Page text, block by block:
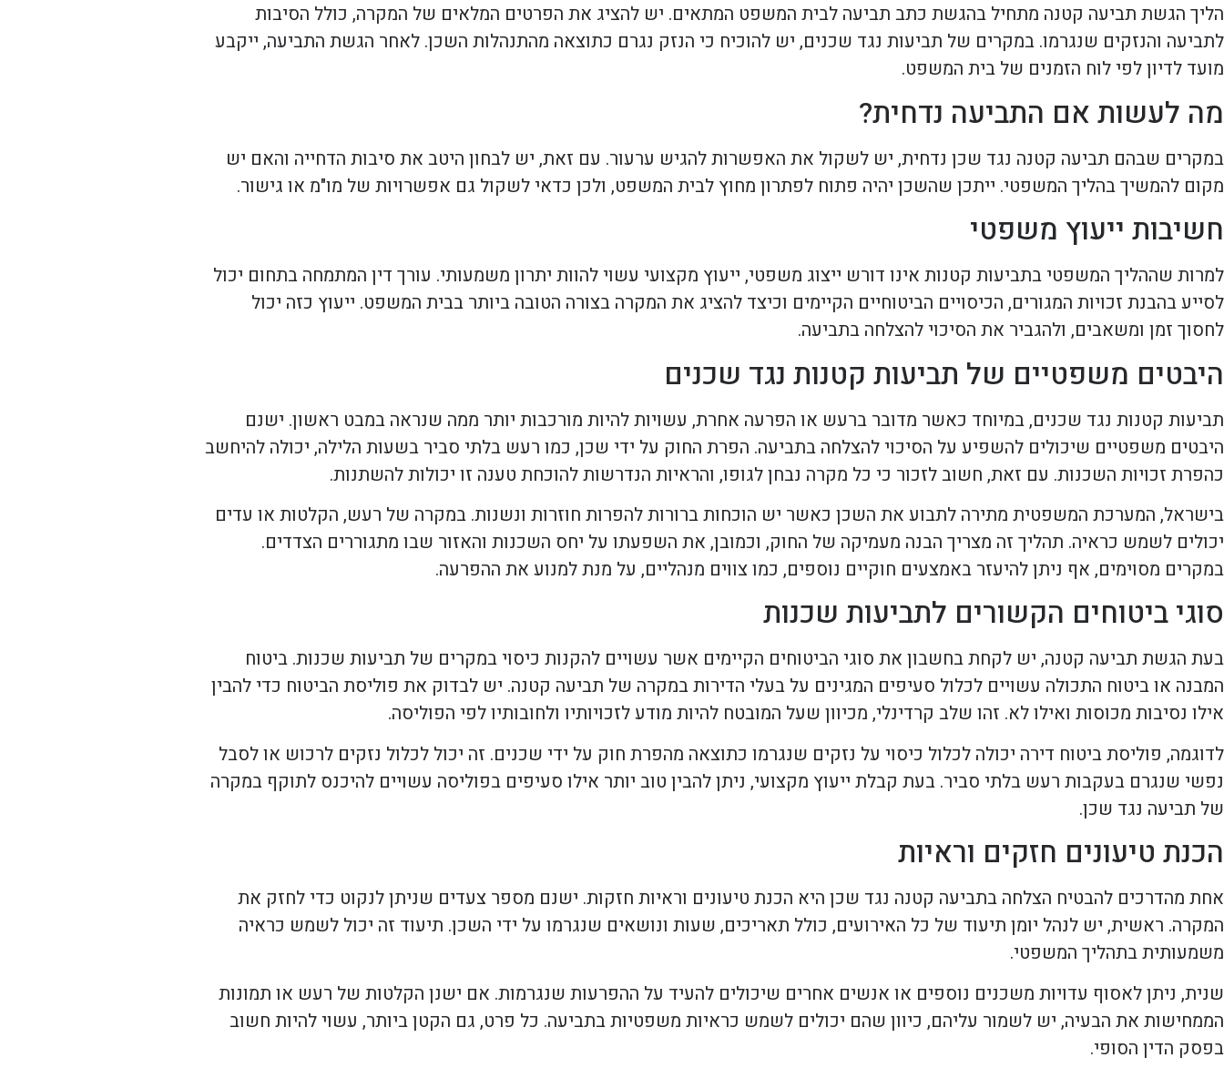
הליך הגשת תביעה קטנה מתחיל בהגשת כתב תביעה לבית המשפט המתאים. יש להציג את הפרטים המלאים של המקרה, כולל הסיבות
לתביעה והנזקים שנגרמו. במקרים של תביעות נגד שכנים, יש להוכיח כי הנזק נגרם כתוצאה מהתנהלות השכן. לאחר הגשת התביעה, ייקבע
מועד לדיון לפי לוח הזמנים של בית המשפט.
מה לעשות אם התביעה נדחית?
במקרים שבהם תביעה קטנה נגד שכן נדחית, יש לשקול את האפשרות להגיש ערעור. עם זאת, יש לבחון היטב את סיבות הדחייה והאם יש
מקום להמשיך בהליך המשפטי. ייתכן שהשכן יהיה פתוח לפתרון מחוץ לבית המשפט, ולכן כדאי לשקול גם אפשרויות של מו"מ או גישור.
חשיבות ייעוץ משפטי
למרות שההליך המשפטי בתביעות קטנות אינו דורש ייצוג משפטי, ייעוץ מקצועי עשוי להוות יתרון משמעותי. עורך דין המתמחה בתחום יכול
לסייע בהבנת זכויות המגורים, הכיסויים הביטוחיים הקיימים וכיצד להציג את המקרה בצורה הטובה ביותר בבית המשפט. ייעוץ כזה יכול
לחסוך זמן ומשאבים, ולהגביר את הסיכוי להצלחה בתביעה.
היבטים משפטיים של תביעות קטנות נגד שכנים
תביעות קטנות נגד שכנים, במיוחד כאשר מדובר ברעש או הפרעה אחרת, עשויות להיות מורכבות יותר ממה שנראה במבט ראשון. ישנם
היבטים משפטיים שיכולים להשפיע על הסיכוי להצלחה בתביעה. הפרת החוק על ידי שכן, כמו רעש בלתי סביר בשעות הלילה, יכולה להיחשב
כהפרת זכויות השכנות. עם זאת, חשוב לזכור כי כל מקרה נבחן לגופו, והראיות הנדרשות להוכחת טענה זו יכולות להשתנות.
בישראל, המערכת המשפטית מתירה לתבוע את השכן כאשר יש הוכחות ברורות להפרות חוזרות ונשנות. במקרה של רעש, הקלטות או עדים
יכולים לשמש כראיה. תהליך זה מצריך הבנה מעמיקה של החוק, וכמובן, את השפעתו על יחס השכנות והאזור שבו מתגוררים הצדדים.
במקרים מסוימים, אף ניתן להיעזר באמצעים חוקיים נוספים, כמו צווים מנהליים, על מנת למנוע את ההפרעה.
סוגי ביטוחים הקשורים לתביעות שכנות
בעת הגשת תביעה קטנה, יש לקחת בחשבון את סוגי הביטוחים הקיימים אשר עשויים להקנות כיסוי במקרים של תביעות שכנות. ביטוח
המבנה או ביטוח התכולה עשויים לכלול סעיפים המגינים על בעלי הדירות במקרה של תביעה קטנה. יש לבדוק את פוליסת הביטוח כדי להבין
אילו נסיבות מכוסות ואילו לא. זהו שלב קרדינלי, מכיוון שעל המובטח להיות מודע לזכויותיו ולחובותיו לפי הפוליסה.
לדוגמה, פוליסת ביטוח דירה יכולה לכלול כיסוי על נזקים שנגרמו כתוצאה מהפרת חוק על ידי שכנים. זה יכול לכלול נזקים לרכוש או לסבל
נפשי שנגרם בעקבות רעש בלתי סביר. בעת קבלת ייעוץ מקצועי, ניתן להבין טוב יותר אילו סעיפים בפוליסה עשויים להיכנס לתוקף במקרה
של תביעה נגד שכן.
הכנת טיעונים חזקים וראיות
אחת מהדרכים להבטיח הצלחה בתביעה קטנה נגד שכן היא הכנת טיעונים וראיות חזקות. ישנם מספר צעדים שניתן לנקוט כדי לחזק את
המקרה. ראשית, יש לנהל יומן תיעוד של כל האירועים, כולל תאריכים, שעות ונושאים שנגרמו על ידי השכן. תיעוד זה יכול לשמש כראיה
משמעותית בתהליך המשפטי.
שנית, ניתן לאסוף עדויות משכנים נוספים או אנשים אחרים שיכולים להעיד על ההפרעות שנגרמות. אם ישנן הקלטות של רעש או תמונות
הממחישות את הבעיה, יש לשמור עליהם, כיוון שהם יכולים לשמש כראיות משפטיות בתביעה. כל פרט, גם הקטן ביותר, עשוי להיות חשוב
בפסק הדין הסופי.